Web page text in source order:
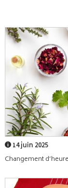
14 juin 2025
Changement